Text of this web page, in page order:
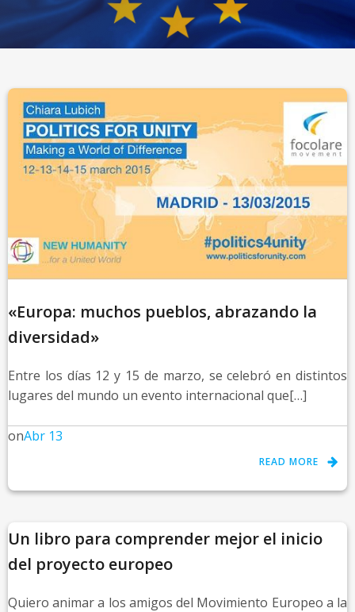
«Europa: muchos pueblos, abrazando la
diversidad»
Entre los días 12 y 15 de marzo, se celebró en distintos
lugares del mundo un evento internacional que[…]
onAbr 13
READ MORE
Un libro para comprender mejor el inicio
del proyecto europeo
Quiero animar a los amigos del Movimiento Europeo a la